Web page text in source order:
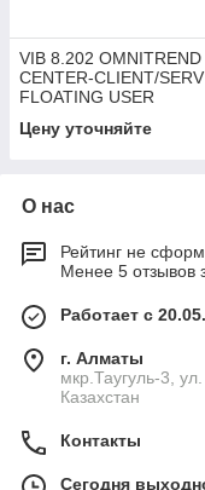
VIB 8.202 OMNITREND
CENTER-CLIENT/
FLOATING USER
Цену уточняйте
О нас
Рейтинг не
Менее 5 отзывов
Работает с
г. Алматы
мкр.Таугуль-3,
Казахстан
Контакты
Сегодня